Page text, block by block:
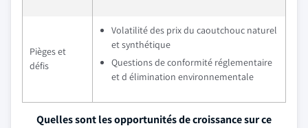
Pièges et
défis
Volatilité des prix du caoutchouc naturel
et synthétique
Questions de conformité réglementaire
et d élimination environnementale
Quelles sont les opportunités de croissance sur ce